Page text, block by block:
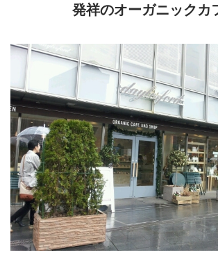
発祥のオーガニックカ